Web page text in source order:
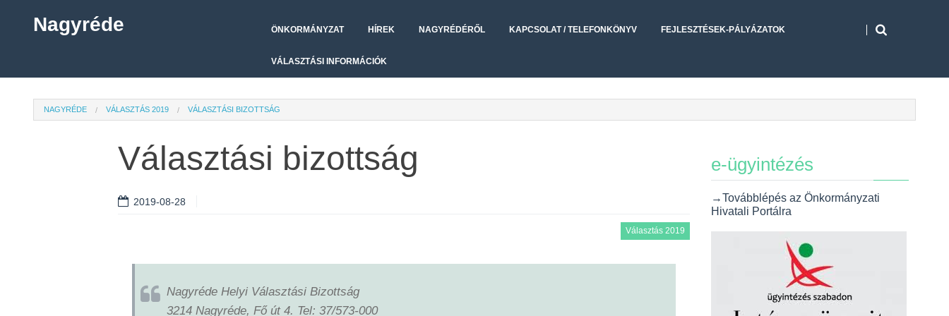
Nagyréde ÖNKORMÁNYZAT HÍREK NAGYRÉDÉRŐL KAPCSOLAT / TELEFONKÖNYV FEJLESZTÉSEK-PÁLYÁZATOK
VÁLASZTÁSI INFORMÁCIÓK
NAGYRÉDE VÁLASZTÁS 2019 VÁLASZTÁSI BIZOTTSÁG
Választási bizottság
2019-08-28
Választás 2019
Nagyréde Helyi Választási Bizottság
3214 Nagyréde, Fő út 4. Tel: 37/573-000
e-ügyintézés
→Továbblépés az Önkormányzati
Hivatali Portálra